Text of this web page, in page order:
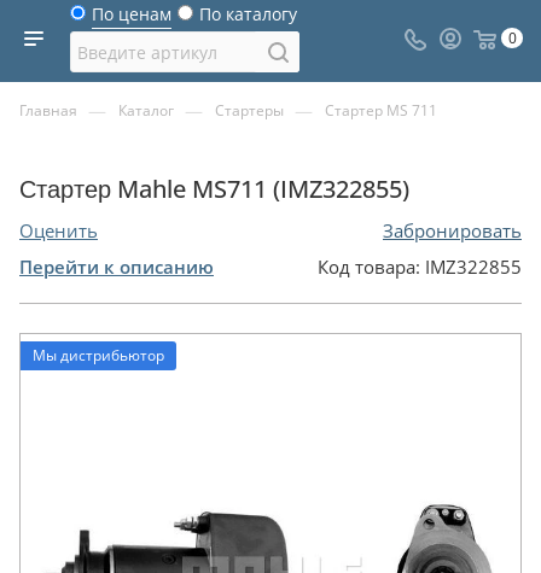
По ценам По каталогу
0
Главная — Каталог — Стартеры — Стартер MS 711
Стартер Mahle MS711 (IMZ322855)
Оценить
Забронировать
Перейти к описанию
Код товара: IMZ322855
Мы дистрибьютор